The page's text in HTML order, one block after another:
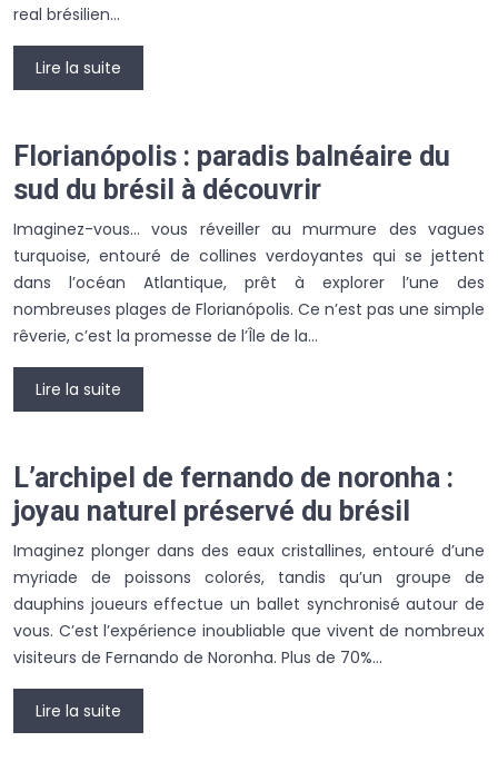
real brésilien…
Lire la suite
Florianópolis : paradis balnéaire du
sud du brésil à découvrir
Imaginez-vous… vous réveiller au murmure des vagues
turquoise, entouré de collines verdoyantes qui se jettent
dans l’océan Atlantique, prêt à explorer l’une des
nombreuses plages de Florianópolis. Ce n’est pas une simple
rêverie, c’est la promesse de l’Île de la…
Lire la suite
L’archipel de fernando de noronha :
joyau naturel préservé du brésil
Imaginez plonger dans des eaux cristallines, entouré d’une
myriade de poissons colorés, tandis qu’un groupe de
dauphins joueurs effectue un ballet synchronisé autour de
vous. C’est l’expérience inoubliable que vivent de nombreux
visiteurs de Fernando de Noronha. Plus de 70%…
Lire la suite